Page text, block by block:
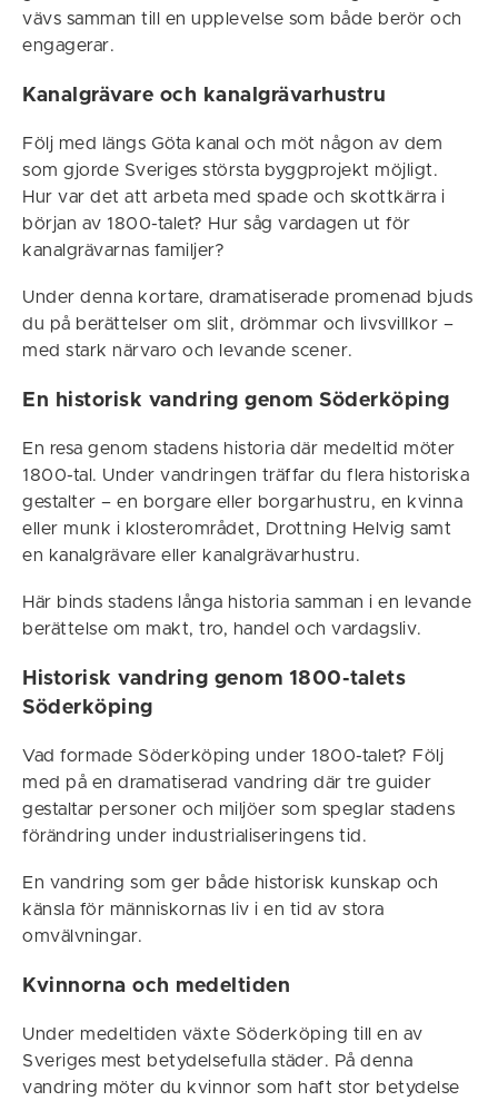
vävs samman till en upplevelse som både berör och
engagerar.
Kanalgrävare och kanalgrävarhustru
Följ med längs Göta kanal och möt någon av dem
som gjorde Sveriges största byggprojekt möjligt.
Hur var det att arbeta med spade och skottkärra i
början av 1800-talet? Hur såg vardagen ut för
kanalgrävarnas familjer?
Under denna kortare, dramatiserade promenad bjuds
du på berättelser om slit, drömmar och livsvillkor –
med stark närvaro och levande scener.
En historisk vandring genom Söderköping
En resa genom stadens historia där medeltid möter
1800-tal. Under vandringen träffar du flera historiska
gestalter – en borgare eller borgarhustru, en kvinna
eller munk i klosterområdet, Drottning Helvig samt
en kanalgrävare eller kanalgrävarhustru.
Här binds stadens långa historia samman i en levande
berättelse om makt, tro, handel och vardagsliv.
Historisk vandring genom 1800-talets
Söderköping
Vad formade Söderköping under 1800-talet? Följ
med på en dramatiserad vandring där tre guider
gestaltar personer och miljöer som speglar stadens
förändring under industrialiseringens tid.
En vandring som ger både historisk kunskap och
känsla för människornas liv i en tid av stora
omvälvningar.
Kvinnorna och medeltiden
Under medeltiden växte Söderköping till en av
Sveriges mest betydelsefulla städer. På denna
vandring möter du kvinnor som haft stor betydelse